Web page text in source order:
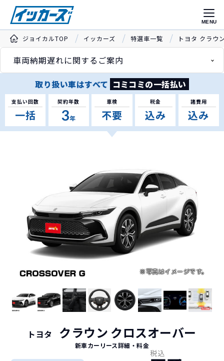
MENU
ジョイカルTOP イッカーズ 特選車一覧 トヨタ クラウ
車両納期遅れに関するご案内
取り扱い車はすべて コミコミの一括払い
支払い回数
一括
契約年数
3年
車検
不要
税金
込み
諸費用
込み
トヨタ クラウン クロスオーバー
新車カーリース詳細 ・料金
税込